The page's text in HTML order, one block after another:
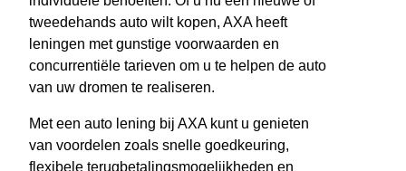
tweedehands auto wilt kopen, AXA heeft
leningen met gunstige voorwaarden en
concurrentiële tarieven om u te helpen de auto
van uw dromen te realiseren.
Met een auto lening bij AXA kunt u genieten
van voordelen zoals snelle goedkeuring,
flexibele terugbetalingsmogelijkheden en